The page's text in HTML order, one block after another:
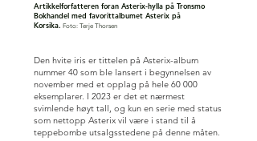
Artikkelforfatteren foran Asterix-hylla på Tronsmo
Bokhandel med favorittalbumet Asterix på
Korsika. Foto: Terje Thorsen
Den hvite iris er tittelen på Asterix-album
nummer 40 som ble lansert i begynnelsen av
november med et opplag på hele 60 000
eksemplarer. I 2023 er det et nærmest
svimlende høyt tall, og kun en serie med status
som nettopp Asterix vil være i stand til å
teppebombe utsalgsstedene på denne måten.